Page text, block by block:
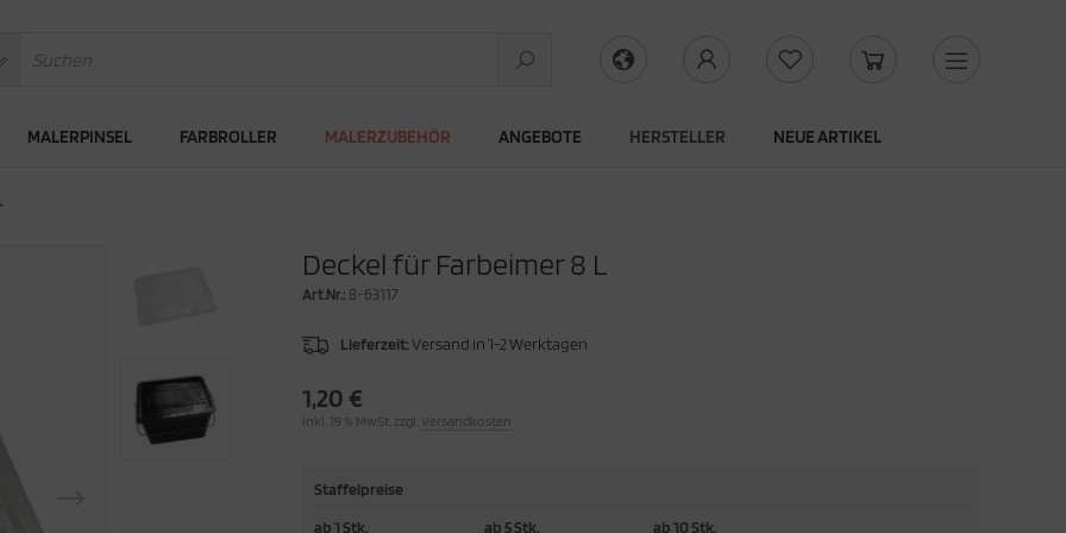
MALERPINSEL FARBROLLER MALERZUBEHÖR ANGEBOTE HERSTELLER NEUE ARTIKEL
Deckel für Farbeimer 8 L
Art.Nr.: 8-63117
Lieferzeit:Versand in 1-2 Werktagen
1,20 €
inkl. 19 % MwSt. zzgl. Versandkosten
Staffelpreise
ab 1 Stk.
ab 5 Stk.
ab 10 Stk.